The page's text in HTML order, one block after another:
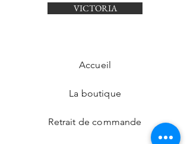
VICTORIA
Accueil
La boutique
Retrait de commande